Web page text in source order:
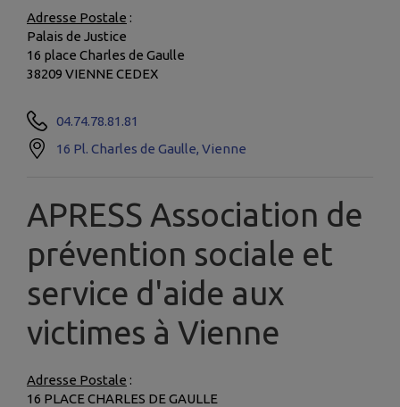
Adresse Postale :
Palais de Justice
16 place Charles de Gaulle
38209 VIENNE CEDEX
04.74.78.81.81
16 Pl. Charles de Gaulle, Vienne
APRESS Association de
prévention sociale et
service d'aide aux
victimes à Vienne
Adresse Postale :
16 PLACE CHARLES DE GAULLE